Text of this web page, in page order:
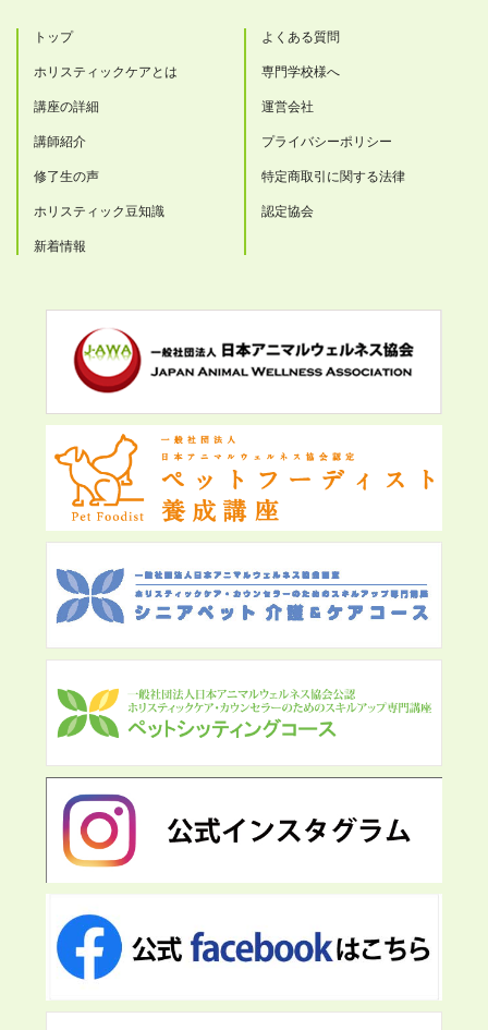
トップ
ホリスティックケアとは
講座の詳細
講師紹介
修了生の声
ホリスティック豆知識
新着情報
よくある質問
専門学校様へ
運営会社
プライバシーポリシー
特定商取引に関する法律
認定協会